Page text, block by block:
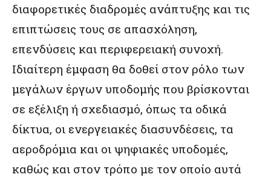
διαφορετικές διαδρομές ανάπτυξης και τις
επιπτώσεις τους σε απασχόληση,
επενδύσεις και περιφερειακή συνοχή.
Ιδιαίτερη έμφαση θα δοθεί στον ρόλο των
μεγάλων έργων υποδομής που βρίσκονται
σε εξέλιξη ή σχεδιασμό, όπως τα οδικά
δίκτυα, οι ενεργειακές διασυνδέσεις, τα
αεροδρόμια και οι ψηφιακές υποδομές,
καθώς και στον τρόπο με τον οποίο αυτά